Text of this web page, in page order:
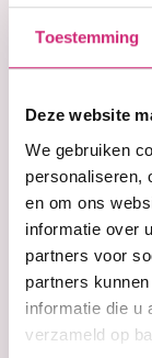
Toestemming
Deze website
We gebruiken
personaliseren,
en om ons
informatie over
partners voor
partners
informatie die u
verzameld op
Blue Magic
Bergamot
Scalp
(Green)
€4,50